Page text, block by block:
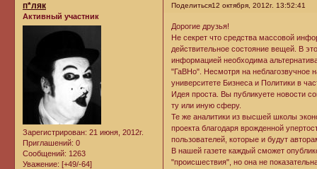
Поделиться12 октября, 2012г. 13:52:41
п*ляк
Активный участник
Зарегистрирован: 21 июня, 2012г.
Приглашений: 0
Сообщений: 1263
Уважение: [+49/-64]
Дорогие друзья!
Не секрет что средства массовой
действительное состояние вещей. В
информацией необходима
"ГаВНо". Несмотря на неблагозвучное
университете Бизнеса и Политики в
Идея проста. Вы публикуете новости
ту или иную сферу.
Те же аналитики из высшей школы
проекта благодаря врожденной
пользователей, которые и будут
В нашей газете каждый сможет
"происшествия", но она не